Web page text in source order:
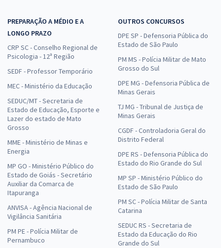
PREPARAÇÃO A MÉDIO E A
LONGO PRAZO
CRP SC - Conselho Regional de
Psicologia - 12ª Região
SEDF - Professor Temporário
MEC - Ministério da Educação
SEDUC/MT - Secretaria de
Estado de Educação, Esporte e
Lazer do estado de Mato
Grosso
MME - Ministério de Minas e
Energia
MP GO - Ministério Público do
Estado de Goiás - Secretário
Auxiliar da Comarca de
Itapuranga
ANVISA - Agência Nacional de
Vigilância Sanitária
PM PE - Polícia Militar de
Pernambuco
OUTROS CONCURSOS
DPE SP - Defensoria Pública do
Estado de São Paulo
PM MS - Polícia Militar de Mato
Grosso do Sul
DPE MG - Defensoria Pública de
Minas Gerais
TJ MG - Tribunal de Justiça de
Minas Gerais
CGDF - Controladoria Geral do
Distrito Federal
DPE RS - Defensoria Pública do
Estado do Rio Grande do Sul
MP SP - Ministério Público do
Estado de São Paulo
PM SC - Polícia Militar de Santa
Catarina
SEDUC RS - Secretaria de
Estado da Educação do Rio
Grande do Sul